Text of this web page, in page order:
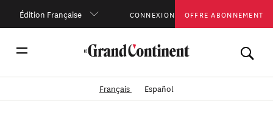
Édition Française CONNEXION OFFRE ABONNEMENT
Français Español